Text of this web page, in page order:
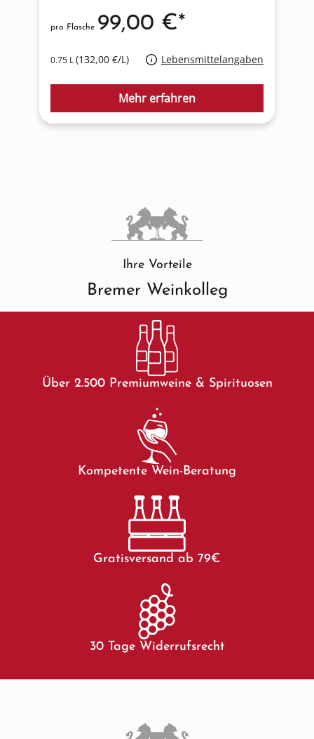
0.75 L(132,00 €/L) Lebensmittelangaben
pro Flasche 99,00 €*
Mehr erfahren
Ihre Vorteile
Bremer Weinkolleg
Über 2.500 Premiumweine & Spirituosen
Kompetente Wein-Beratung
Gratisversand ab 79€
30 Tage Widerrufsrecht